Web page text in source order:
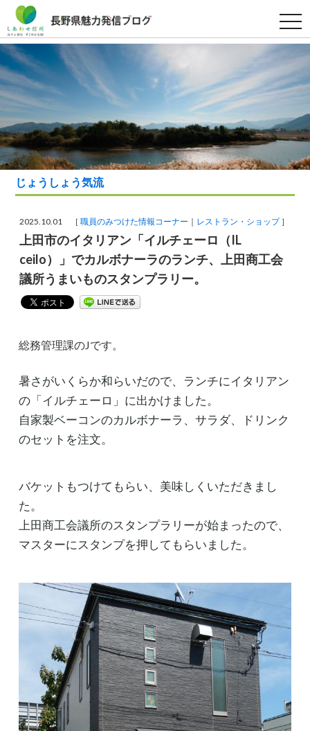
t
o
g
l
e
n
a
g
a
t
o
じょうしょう気流
2025.10.01 ［職員のみつけた情報コーナー レストラン・ショップ］
上田市のイタリアン「イルチェーロ（IL
ceilo）」でカルボナーラのランチ、上田商工会
議所うまいものスタンプラリー。
総務管理課のJです。
暑さがいくらか和らいだので、ランチにイタリアン
の「イルチェーロ」に出かけました。
自家製ベーコンのカルボナーラ、サラダ、ドリンク
のセットを注文。
バケットもつけてもらい、美味しくいただきまし
た。
上田商工会議所のスタンプラリーが始まったので、
マスターにスタンプを押してもらいました。